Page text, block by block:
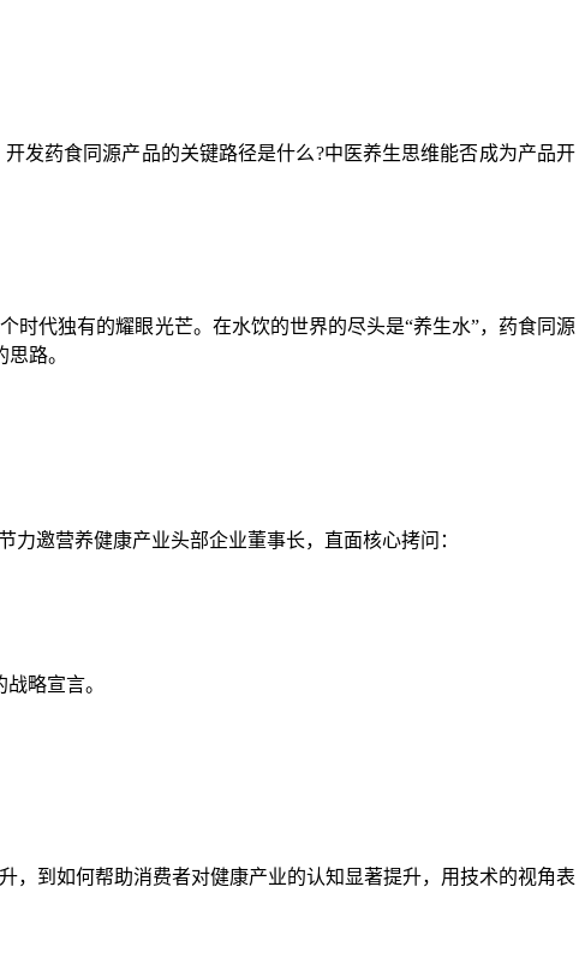
发药食同源产品的关键路径是什么?中医养生思维能否成为产品开
时代独有的耀眼光芒。 在水饮的世界的尽头是“养生水”，药食同源
思路。
邀营养健康产业头部企业董事长，直面核心拷问：
略宣言。
，到如何帮助消费者对健康产业的认知显著提升，用技术的视角表